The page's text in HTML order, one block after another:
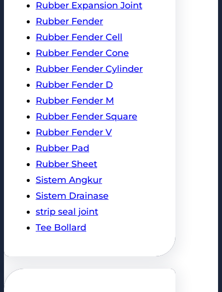
Rubber Expansion Joint
Rubber Fender
Rubber Fender Cell
Rubber Fender Cone
Rubber Fender Cylinder
Rubber Fender D
Rubber Fender M
Rubber Fender Square
Rubber Fender V
Rubber Pad
Rubber Sheet
Sistem Angkur
Sistem Drainase
strip seal joint
Tee Bollard